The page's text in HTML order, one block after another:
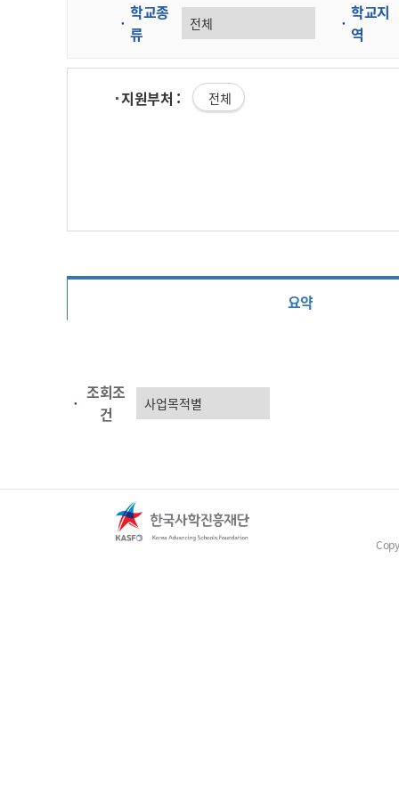
학교종
류
학교지
역
지원부처 : 전체
요약
조회조
건